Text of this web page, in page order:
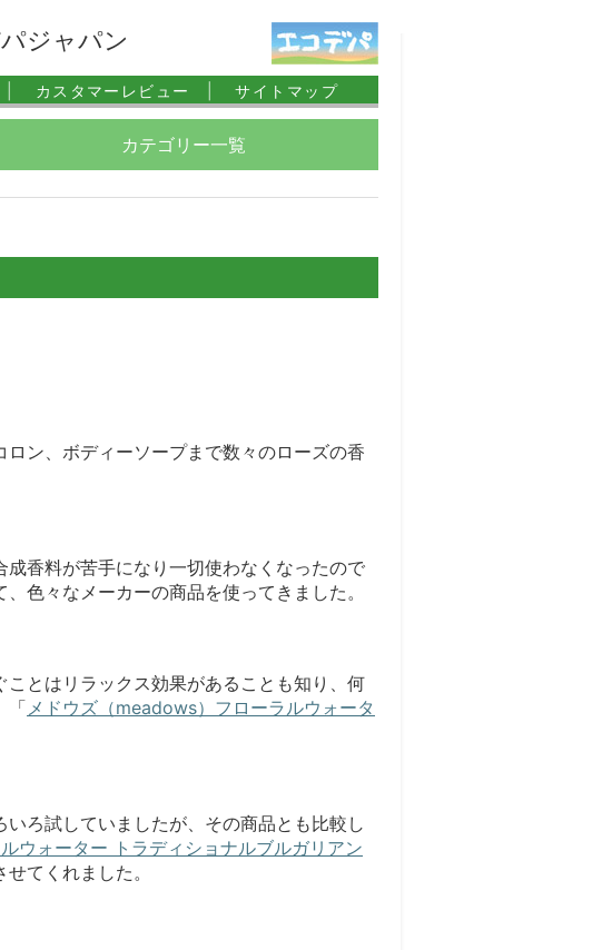
ジャパン
カスタマーレビュー | サイトマップ
カテゴリー一覧
ン、ボディーソープまで数々のローズの香
香料が苦手になり一切使わなくなったので
色々なメーカーの商品を使ってきました。
とはリラックス効果があることも知り、何
「 メドウズ（meadows）フローラルウォータ
ろ試していましたが、その商品とも比較し
ウォーター トラディショナルブルガリアン
てくれました。